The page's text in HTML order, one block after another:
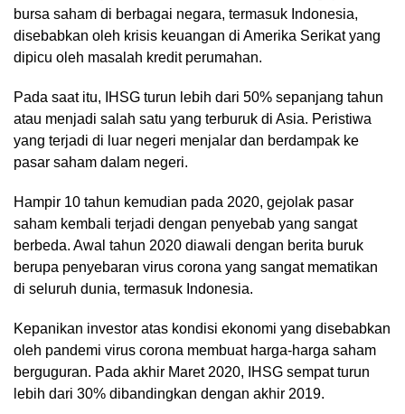
bursa saham di berbagai negara, termasuk Indonesia,
disebabkan oleh krisis keuangan di Amerika Serikat yang
dipicu oleh masalah kredit perumahan.
Pada saat itu, IHSG turun lebih dari 50% sepanjang tahun
atau menjadi salah satu yang terburuk di Asia. Peristiwa
yang terjadi di luar negeri menjalar dan berdampak ke
pasar saham dalam negeri.
Hampir 10 tahun kemudian pada 2020, gejolak pasar
saham kembali terjadi dengan penyebab yang sangat
berbeda. Awal tahun 2020 diawali dengan berita buruk
berupa penyebaran virus corona yang sangat mematikan
di seluruh dunia, termasuk Indonesia.
Kepanikan investor atas kondisi ekonomi yang disebabkan
oleh pandemi virus corona membuat harga-harga saham
berguguran. Pada akhir Maret 2020, IHSG sempat turun
lebih dari 30% dibandingkan dengan akhir 2019.